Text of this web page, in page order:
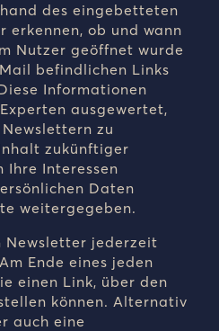
des eingebetteten
erkennen, ob und wann
Nutzer geöffnet wurde
befindlichen Links
Informationen
ausgewertet,
zu
zukünftiger
Ihre Interessen
Daten
weitergegeben.
Newsletter jederzeit
Ende eines jeden
einen Link, über den
können. Alternativ
auch eine